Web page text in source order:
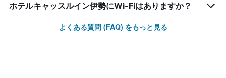
ホテルキャッスルイン伊勢にWi-Fiはありますか？
よくある質問 (FAQ) をもっと見る